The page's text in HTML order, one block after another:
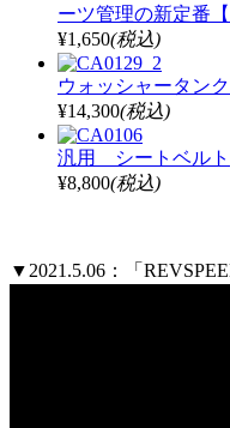
ーツ管理の新定番
¥1,650(税込)
ウォッシャータン
¥14,300(税込)
汎用 シートベルト
¥8,800(税込)
▼2021.5.06：「